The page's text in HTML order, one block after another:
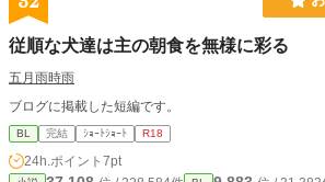
従順な犬達は主の朝食を無様に彩る
五月雨時雨
ブログに掲載した短編です。
BL 完結 ｼｮｰﾄｼｮｰﾄ R18
24h.ポイント 7pt